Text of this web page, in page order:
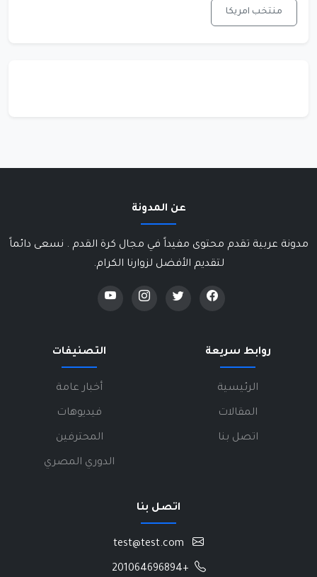
منتخب امريكا
عن المدونة
مدونة عربية تقدم محتوى مفيداً في مجال كرة القدم . نسعى دائماً
لتقديم الأفضل لزوارنا الكرام.
روابط سريعة
الرئيسية
المقالات
اتصل بنا
التصنيفات
أخبار عامة
فيديوهات
المحترفين
الدوري المصري
اتصل بنا
+201064696894